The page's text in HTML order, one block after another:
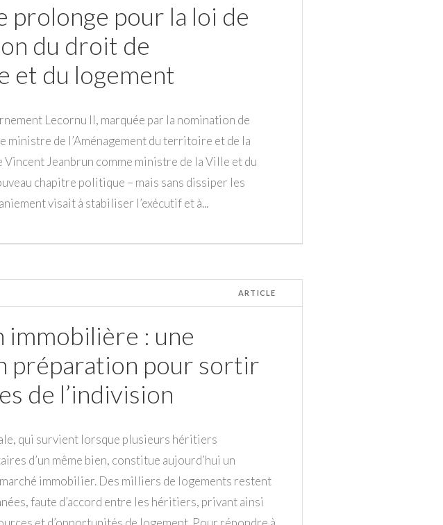
prolonge pour la loi de
du droit de
et du logement
Lecornu II, marquée par la nomination de
ministre de l’Aménagement du territoire et de la
Jeanbrun comme ministre de la Ville et du
chapitre politique – mais sans dissiper les
visait à stabiliser l’exécutif et à...
ARTICLE
immobilière : une
préparation pour sortir
de l’indivision
qui survient lorsque plusieurs héritiers
d’un même bien, constitue aujourd’hui un
immobilier. Des milliers de logements restent
faute d’accord entre les héritiers, privant ainsi